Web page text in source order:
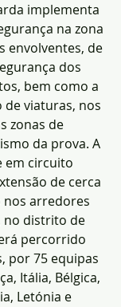
implementa
na zona
envolventes, de
dos
bem como a
de viaturas, nos
zonas de
da prova. A
em circuito
de cerca
nos arredores
no distrito de
percorrido
por 75 equipas
Itália, Bélgica,
Letónia e